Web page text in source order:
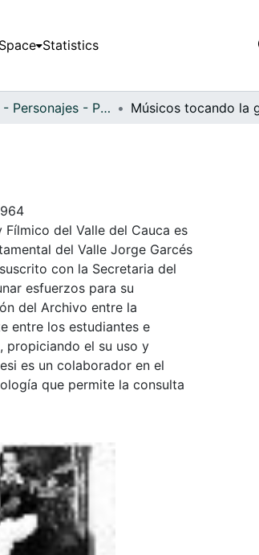
Statistics
APFFVC - Personajes - Patrimonial
del Valle del Cauca es
del Valle Jorge Garcés
con la Secretaria del
esfuerzos para su
del Archivo entre la
entre los estudiantes e
propiciando el su uso y
es un colaborador en el
que permite la consulta